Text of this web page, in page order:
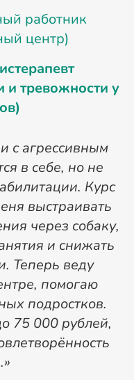
работник
центр)
и тревожности у
с агрессивным
в себе, но не
Курс
выстраивать
через собаку,
и снижать
Теперь веду
помогаю
подростков.
75 000 рублей,